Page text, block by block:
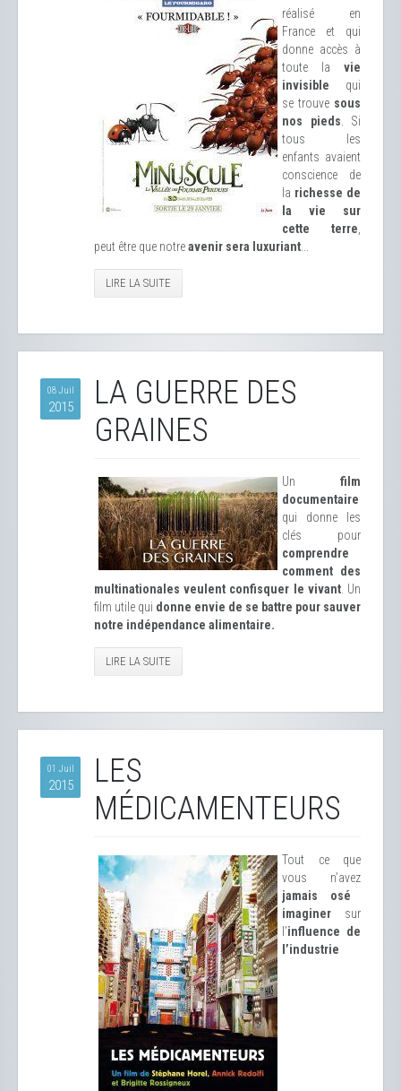
réalisé en
France et qui
donne accès à
toute la vie
invisible qui
se trouve sous
nos pieds . Si
tous les
enfants avaient
conscience de
la richesse de
la vie sur
cette terre
peut être que notreavenir sera luxuriant
LIRE LA SUITE
08 Juil
2015
LA GUERRE DES
GRAINES
Un film
documentaire
qui donne les
clés pour
comprendre
comment des
multinationales veulent confisquer le vivant. Un
film utile qui donne envie de se battre pour sauver
notre indépendance alimentaire.
LIRE LA SUITE
01 Juil
2015
LES
MÉDICAMENTEURS
Tout ce que
vous n’avez
jamais osé
imaginer sur
l’influence de
l’industrie